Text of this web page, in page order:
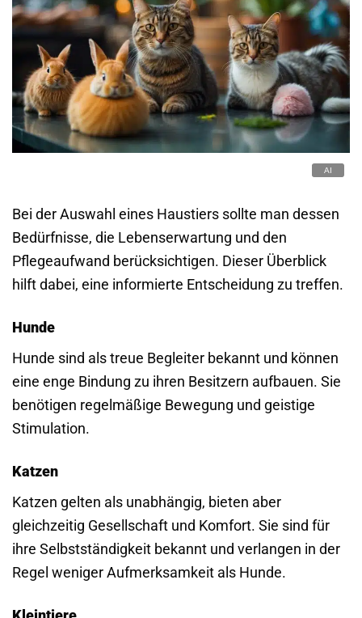
Bei der Auswahl eines Haustiers sollte man dessen
Bedürfnisse, die Lebenserwartung und den
Pflegeaufwand berücksichtigen. Dieser Überblick
hilft dabei, eine informierte Entscheidung zu treffen.
Hunde
Hunde sind als treue Begleiter bekannt und können
eine enge Bindung zu ihren Besitzern aufbauen. Sie
benötigen regelmäßige Bewegung und geistige
Stimulation.
Katzen
Katzen gelten als unabhängig, bieten aber
gleichzeitig Gesellschaft und Komfort. Sie sind für
ihre Selbstständigkeit bekannt und verlangen in der
Regel weniger Aufmerksamkeit als Hunde.